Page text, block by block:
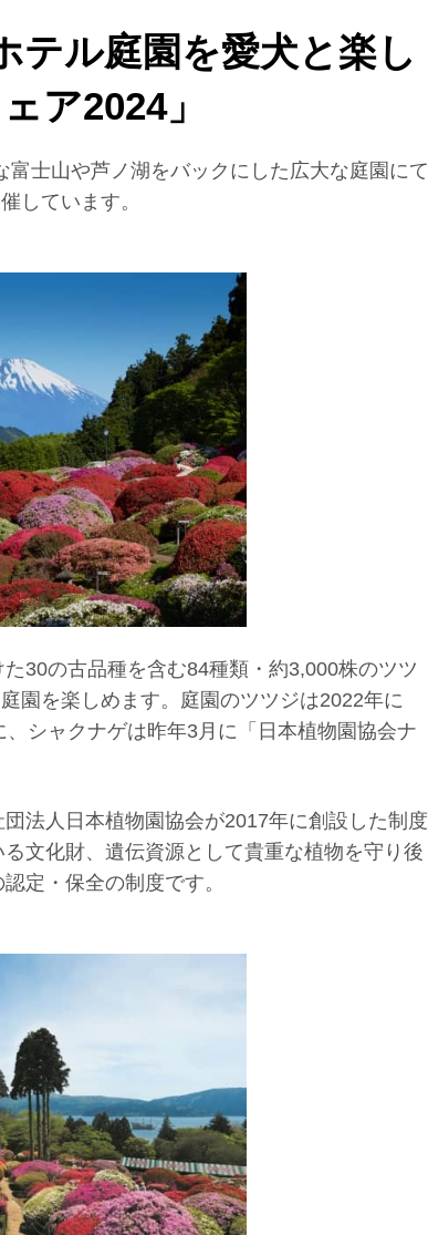
テル庭園を愛犬と楽し
ア2024」
士山や芦ノ湖をバックにした広大な庭園にて
しています。
30の古品種を含む84種類・約3,000株のツツ
園を楽しめます。庭園のツツジは2022年に
シャクナゲは昨年3月に「日本植物園協会ナ
法人日本植物園協会が2017年に創設した制度
文化財、遺伝資源として貴重な植物を守り後
定・保全の制度です。